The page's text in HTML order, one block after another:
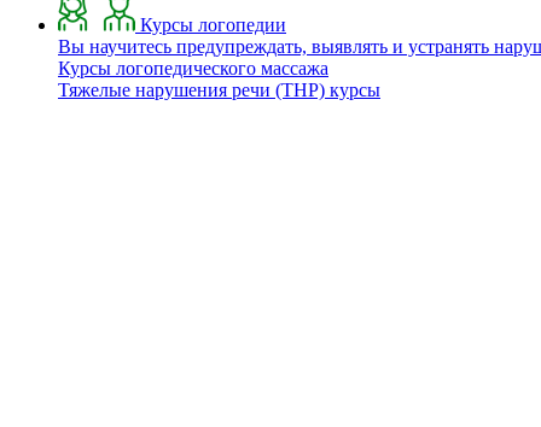
Курсы логопедии
Вы научитесь предупреждать, выявлять и устранять
Курсы логопедического массажа
Тяжелые нарушения речи (ТНР) курсы